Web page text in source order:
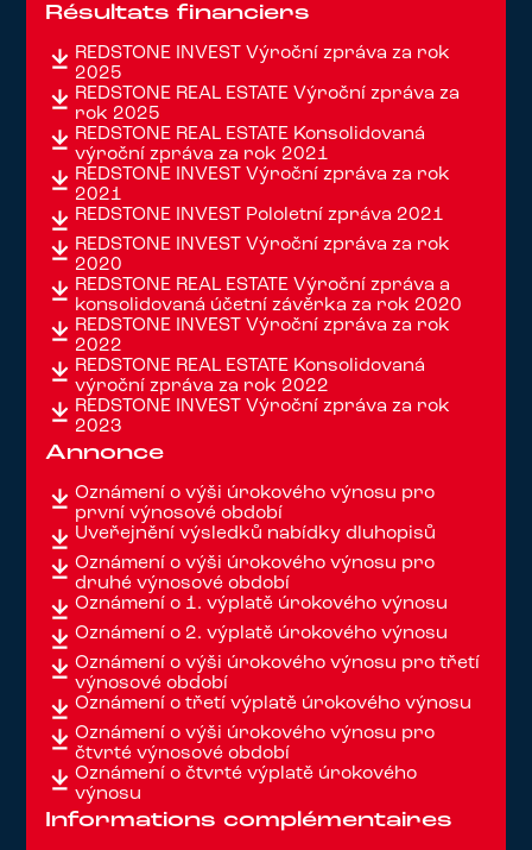
Résultats financiers
REDSTONE INVEST Výroční zpráva za rok
2025
REDSTONE REAL ESTATE Výroční zpráva za
rok 2025
REDSTONE REAL ESTATE Konsolidovaná
výroční zpráva za rok 2021
REDSTONE INVEST Výroční zpráva za rok
2021
REDSTONE INVEST Pololetní zpráva 2021
REDSTONE INVEST Výroční zpráva za rok
2020
REDSTONE REAL ESTATE Výroční zpráva a
konsolidovaná účetní závěrka za rok 2020
REDSTONE INVEST Výroční zpráva za rok
2022
REDSTONE REAL ESTATE Konsolidovaná
výroční zpráva za rok 2022
REDSTONE INVEST Výroční zpráva za rok
2023
Annonce
Oznámení o výši úrokového výnosu pro
první výnosové období
Uveřejnění výsledků nabídky dluhopisů
Oznámení o výši úrokového výnosu pro
druhé výnosové období
Oznámení o 1. výplatě úrokového výnosu
Oznámení o 2. výplatě úrokového výnosu
Oznámení o výši úrokového výnosu pro třetí
výnosové období
Oznámení o třetí výplatě úrokového výnosu
Oznámení o výši úrokového výnosu pro
čtvrté výnosové období
Oznámení o čtvrté výplatě úrokového
výnosu
Informations complémentaires